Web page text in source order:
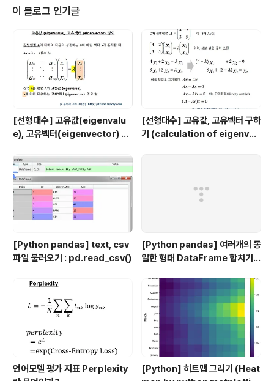
러개의 함수를 사용하였습니다. (그룹 별 관측치 개수를 구
해서 먼저 DataFrame으로 만들어놓고, 그 다음에 merg
e 함수를 이용해서 그룹별로 관측치 개수를 원본 DataFra
me에 합쳐준 후에, 조건문으로 그룹별 관측치 개수별로 D
ataFrame을..
이 블로그 인기글
[선형대수] 고유값(eigenvalu
e), 고유벡터(eigenvector) 의
[선형대수] 고유값, 고유벡터 구하
기 (calculation of eigenval
[Python pandas] text, csv
파일 불러오기 : pd.read_csv()
[Python pandas] 여러개의 동
일한 형태 DataFrame 합치기 :
언어모델 평가 지표 Perplexity
[Python] 히트맵 그리기 (Heat